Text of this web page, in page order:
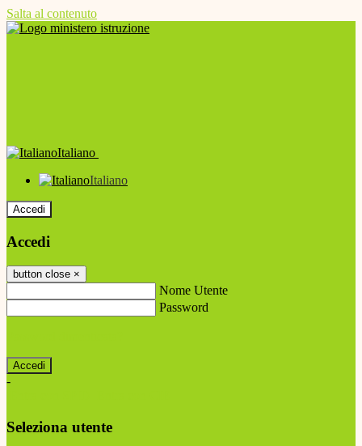
Salta al contenuto
Italiano
Italiano
Accedi
Accedi
button close ×
Nome Utente
Password
-
Seleziona utente